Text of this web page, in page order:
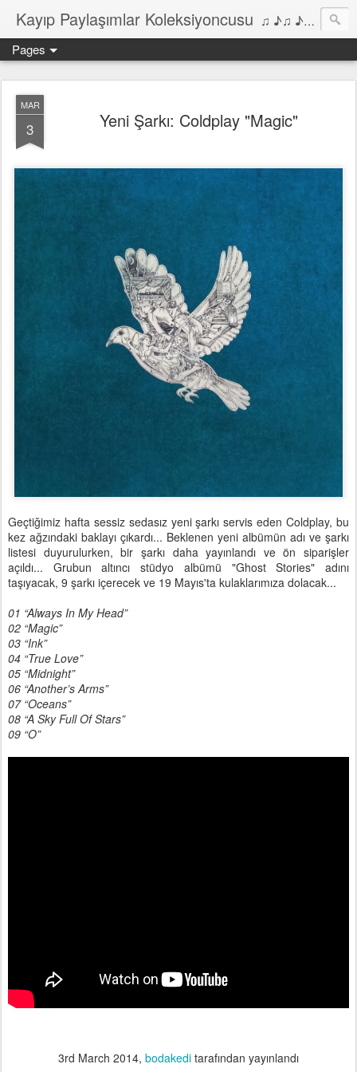
Kayıp Paylaşımlar Koleksiyoncusu ♫ ♪♫ ♪ ♫ ♪♫ ♪•♫♪ 2006'dan bu yana Film, Dizi, Müzik ve Kitaplar üzerine Yazılar Diyarı...
Pages
MAR
3 Yeni Şarkı: Coldplay "Magic"
Geçtiğimiz hafta sessiz sedasız yeni şarkı servis eden Coldplay, bu
kez ağzındaki baklayı çıkardı... Beklenen yeni albümün adı ve şarkı
listesi duyurulurken, bir şarkı daha yayınlandı ve ön siparişler
açıldı... Grubun altıncı stüdyo albümü "Ghost Stories" adını
taşıyacak, 9 şarkı içerecek ve 19 Mayıs'ta kulaklarımıza dolacak...
01 “Always In My Head”
02 “Magic”
03 “Ink”
04 “True Love”
05 “Midnight”
06 “Another’s Arms”
07 “Oceans”
08 “A Sky Full Of Stars”
09 “O”
3rd March 2014, bodakedi tarafından yayınlandı